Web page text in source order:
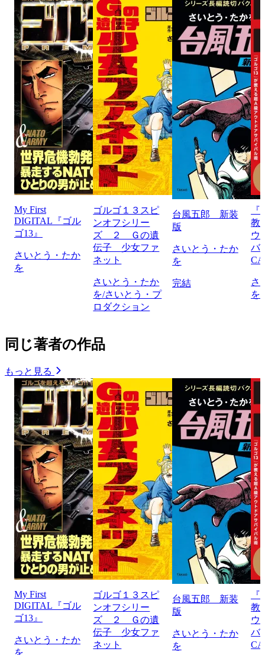
My First
DIGITAL『ゴル
ゴ13』
さいとう・たか
を
ゴルゴ１３スピ
ンオフシリー
ズ ２ Ｇの遺
伝子 少女ファ
ネット
さいとう・たか
を/さいとう・プ
ロダクション
台風五郎 新装
版
さいとう・たか
を
完結
教
ウ
バ
さ
を
同じ著者の作品
もっと見る
My First
DIGITAL『ゴル
ゴ13』
さいとう・たか
を
ゴルゴ１３スピ
ンオフシリー
ズ ２ Ｇの遺
伝子 少女ファ
ネット
台風五郎 新装
版
さいとう・たか
を
教
ウ
バ